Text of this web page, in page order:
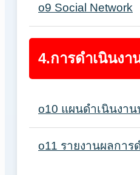
o9 Social Network
4.การดำเนินงา
o10 แผนดำเนินงาน
o11 รายงานผลการ